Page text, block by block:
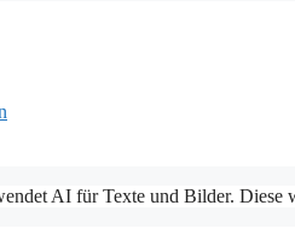
AI für Texte und Bilder. Diese